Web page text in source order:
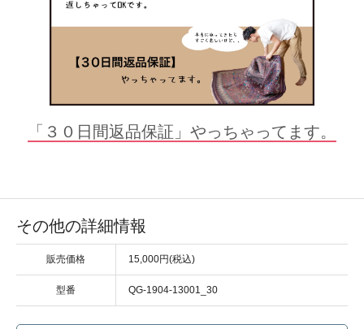
「３０日間返品保証」やっちゃってます。
その他の詳細情報
販売価格 15,000円(税込)
型番 QG-1904-13001_30